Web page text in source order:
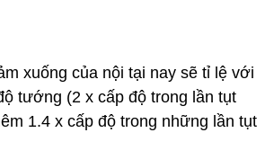
xuống của nội tại nay sẽ tỉ lệ với
tướng (2 x cấp độ trong lần tụt
1.4 x cấp độ trong những lần tụt